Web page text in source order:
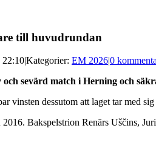
till huvudrundan
22:10|Kategorier: EM 2026|0
sevärd match i Herning och
vinsten dessutom att laget tar med
Bakspelstrion Renārs Uščins,